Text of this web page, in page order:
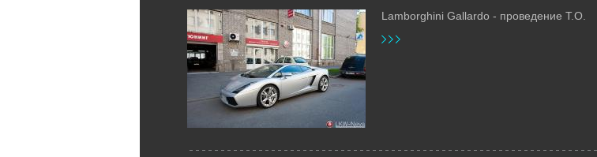
Lamborghini Gallardo - проведение Т.О.